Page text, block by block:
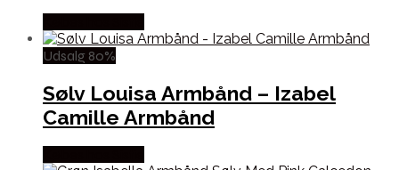
Udsalg 80%
Sølv Louisa Armbånd – Izabel
Camille Armbånd